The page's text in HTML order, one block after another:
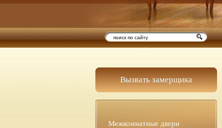
Вызвать замерщика
Межкомнатные двери